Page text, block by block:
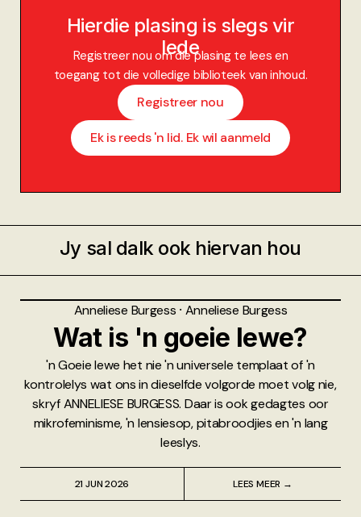
Hierdie plasing is slegs vir
lede
Registreer nou om die plasing te lees en
toegang tot die volledige biblioteek van inhoud.
Registreer nou
Ek is reeds 'n lid. Ek wil aanmeld
Jy sal dalk ook hiervan hou
Anneliese Burgess ⸱ Anneliese Burgess
Wat is 'n goeie lewe?
'n Goeie lewe het nie 'n universele templaat of 'n
kontrolelys wat ons in dieselfde volgorde moet volg nie,
skryf ANNELIESE BURGESS. Daar is ook gedagtes oor
mikrofeminisme, 'n lensiesop, pitabroodjies en 'n lang
leeslys.
21 JUN 2026 LEES MEER →